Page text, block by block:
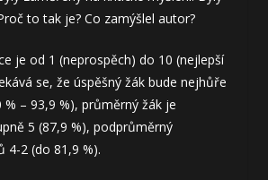
to tak je? Co zamýšlel autor?
je od 1 (neprospěch) do 10 (nejlepší
se, že úspěšný žák bude nejhůře
– 93,9 %), průměrný žák je
5 (87,9 %), podprůměrný
4-2 (do 81,9 %).